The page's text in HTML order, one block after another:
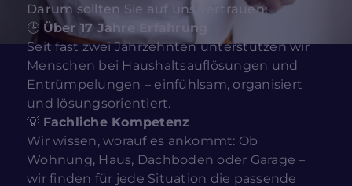
Darum sollten Sie auf uns vertrauen:
🕒 Über 17 Jahre Erfahrung
Seit fast zwei Jahrzehnten unterstützen wir
Menschen bei Haushaltsauflösungen und
Entrümpelungen – einfühlsam, organisiert
und lösungsorientiert.
💡 Fachliche Kompetenz
Wir wissen, worauf es ankommt: Ob
Wohnung, Haus, Dachboden oder Garage –
wir finden für jede Situation die passende